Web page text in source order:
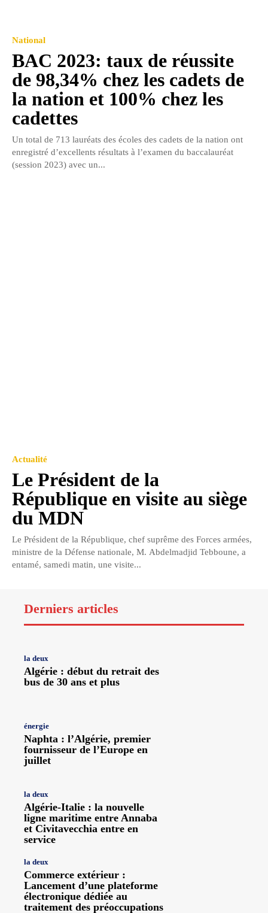
National
BAC 2023: taux de réussite
de 98,34% chez les cadets de
la nation et 100% chez les
cadettes
Un total de 713 lauréats des écoles des cadets de la nation ont
enregistré d’excellents résultats à l’examen du baccalauréat
(session 2023) avec un...
Actualité
Le Président de la
République en visite au siège
du MDN
Le Président de la République, chef suprême des Forces armées,
ministre de la Défense nationale, M. Abdelmadjid Tebboune, a
entamé, samedi matin, une visite...
Derniers articles
la deux
Algérie : début du retrait des
bus de 30 ans et plus
énergie
Naphta : l’Algérie, premier
fournisseur de l’Europe en
juillet
la deux
Algérie-Italie : la nouvelle
ligne maritime entre Annaba
et Civitavecchia entre en
service
la deux
Commerce extérieur :
Lancement d’une plateforme
électronique dédiée au
traitement des préoccupations